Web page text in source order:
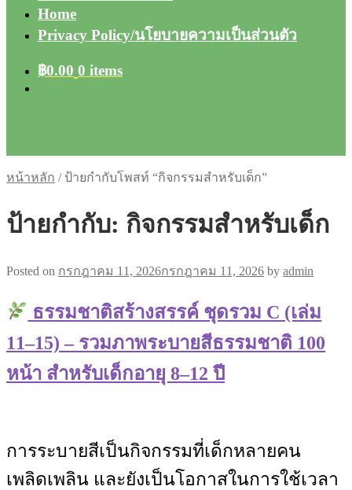
Home
Privacy Policy/นโยบายความเป็นส่วนตัว
฿0.00 0 items
หน้าหลัก / ป้ายกำกับโพสท์ “กิจกรรมสำหรับเด็ก”
ป้ายกำกับ: กิจกรรมสำหรับเด็ก
Posted on กรกฎาคม 11, 2026กรกฎาคม 11, 2026 by admin
ธรรมชาติสร้างสรรค์ ชุดรวม C (เล่ม
11–15) – รวมภาพระบายสีธรรมชาติ 100
หน้า สำหรับเด็กอายุ 8–12 ปี
การระบายสีเป็นกิจกรรมที่เด็กหลายคน
เพลิดเพลิน และยังเป็นโอกาสในการใช้เวลา